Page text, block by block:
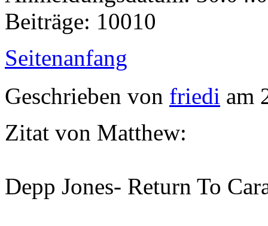
Beiträge: 10010
Seitenanfang
Geschrieben von friedi am
Zitat von Matthew:
Depp Jones- Return To